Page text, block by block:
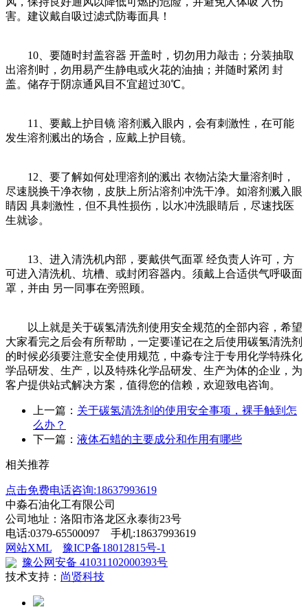
害。建议戴自吸过滤式防毒面具！
10、要随时封盖容器 开盖时，切勿用力敲击；分装抽取
出溶剂时，勿用易产生静电或火花的油抽；并随时紧闭 封
盖。储存于阴凉通风目不宜超过30℃。
11、要戴上护目镜 溶剂溅入眼内，会有刺激性，在可能
发生溶剂溅出的场合，应戴上护目镜。
12、要了解如何处理溶剂的溅出 衣物沾染大量溶剂时，
尽速脱换干净衣物，皮肤上所沾溶剂冲洗干净。如溶剂溅入眼
睛因 具刺激性，但不具性损伤，以水冲洗眼睛后，尽速找医
生就诊。
13、进入清洗机内部，要戴供气面罩 经负责人许可，方
可进入清洗机、坑槽、或封闭容器内。须戴上合适供气呼吸面
罩，并由 另一同事在旁照顾。
以上就是关于碳氢清洗剂使用安全规范的全部内容，希望
大家看完之后会有所帮助，一定要谨记在之后使用碳氢清洗剂
的时候必须要注意安全使用规范，中淼专注于专用化学特殊化
学品研发、生产，以及特殊化学品研发、生产为体的企业，为
客户提供站式解决方案，值得您的信赖，欢迎致电咨询。
上一篇： 关于碳氢清洗剂的使用安全事项，裸手触到怎
么办？
下一篇： 液体石蜡的主要成分和作用有哪些
相关推荐
点击免费电话咨询:18637993619
中淼石油化工有限公司
公司地址：洛阳市洛龙区永泰街23号
电话:0379-65500097 手机:18637993619
网站XML
豫ICP备18012815号-1
豫公网安备 41031102000393号
技术支持： 尚贤科技